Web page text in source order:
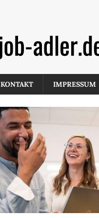
KONTAKT IMPRESSUM